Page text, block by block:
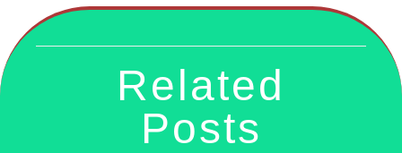
Related
Posts